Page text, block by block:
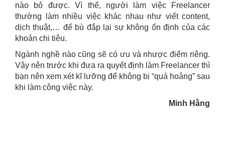
nào bỏ được. Vì thế, người làm việc Freelancer
thường làm nhiều việc khác nhau như viết content,
dịch thuật,… để bù đắp lại sự không ổn định của các
khoản chi tiêu.
Ngành nghề nào cũng sẽ có ưu và nhược điểm riêng.
Vậy nên trước khi đưa ra quyết định làm Freelancer thì
bạn nên xem xét kĩ lưỡng để không bị “quá hoảng” sau
khi làm công việc này.
Minh Hằng